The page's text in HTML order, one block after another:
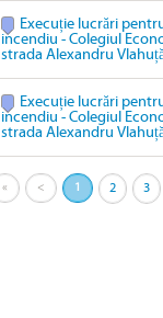
Execuție lucrări
incendiu - Colegiul
strada Alexandru
Execuție lucrări
incendiu - Colegiul
strada Alexandru
« < 1 2 3